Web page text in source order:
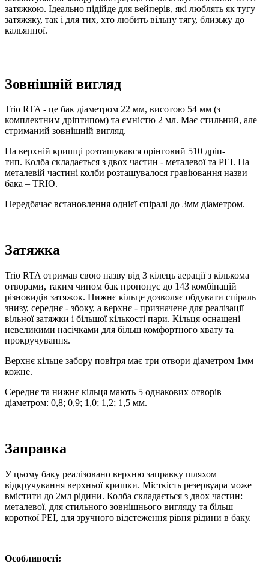
затяжкою. Ідеально підійде для вейперів, які люблять як тугу
затяжяку, так і для тих, хто любить вільну тягу, близьку до
кальянної.
Зовнішній вигляд
Trio RTA - це бак діаметром 22 мм, висотою 54 мм (з
комплектним дріптипом) та ємністю 2 мл. Має стильний, але
стриманий зовнішній вигляд.
На верхній кришці розташувався орінговий 510 дріп-
тип. Колба складається з двох частин - металевої та PEI. На
металевій частині колби розташувалося гравіювання назви
бака – TRIO.
Передбачає встановлення однієї спіралі до 3мм діаметром.
Затяжка
Trio RTA отримав свою назву від 3 кілець аерації з кількома
отворами, таким чином бак пропонує до 143 комбінацій
різновидів затяжок. Нижнє кільце дозволяє обдувати спіраль
знизу, середнє - збоку, а верхнє - призначене для реалізації
вільної затяжки і більшої кількості пари. Кільця оснащені
невеликими насічками для більш комфортного хвату та
прокручування.
Верхнє кільце забору повітря має три отвори діаметром 1мм
кожне.
Середнє та нижнє кільця мають 5 однакових отворів
діаметром: 0,8; 0,9; 1,0; 1,2; 1,5 мм.
Заправка
У цьому баку реалізовано верхню заправку шляхом
відкручування верхньої кришки. Місткість резервуара може
вмістити до 2мл рідини. Колба складається з двох частин:
металевої, для стильного зовнішнього вигляду та більш
короткої PEI, для зручного відстеження рівня рідини в баку.
Особливості: